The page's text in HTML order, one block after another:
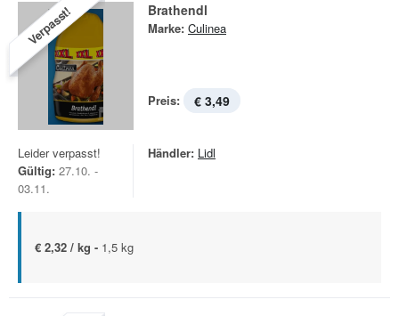
Verpasst! Brathendl
Marke: Culinea
Preis: € 3,49
Leider verpasst!
Gültig: 27.10. -
03.11.
Händler: Lidl
€ 2,32 / kg - 1,5 kg